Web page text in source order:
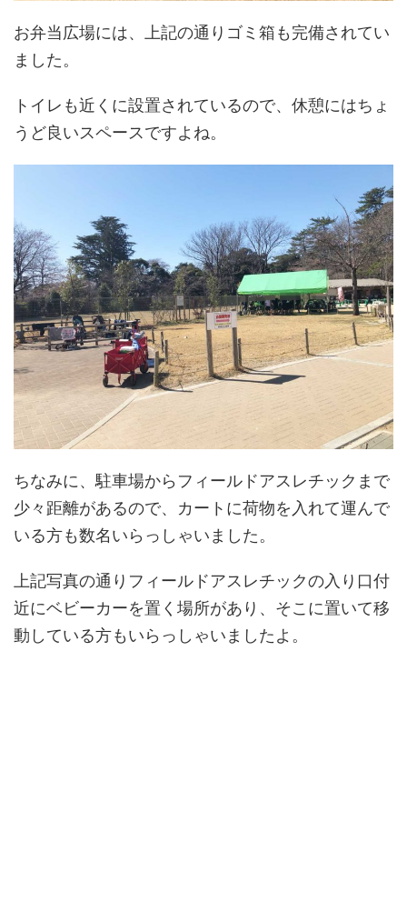
お弁当広場には、上記の通りゴミ箱も完備されてい
ました。
トイレも近くに設置されているので、休憩にはちょ
うど良いスペースですよね。
ちなみに、駐車場からフィールドアスレチックまで
少々距離があるので、カートに荷物を入れて運んで
いる方も数名いらっしゃいました。
上記写真の通りフィールドアスレチックの入り口付
近にベビーカーを置く場所があり、そこに置いて移
動している方もいらっしゃいましたよ。